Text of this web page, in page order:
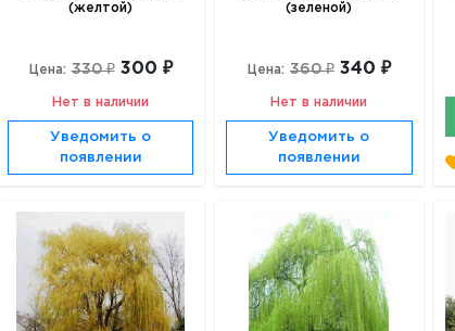
(желтой)
Цена: 330 ₽ 300 ₽
Нет в наличии
Уведомить о
появлении
(зеленой)
Цена: 360 ₽ 340 ₽
Нет в наличии
Уведомить о
появлении